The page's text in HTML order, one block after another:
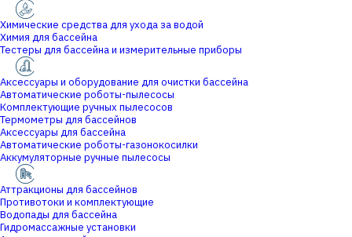
Химические средства для ухода за водой
Химия для бассейна
Тестеры для бассейна и измерительные приборы
Аксессуары и оборудование для очистки бассейна
Автоматические роботы-пылесосы
Комплектующие ручных пылесосов
Термометры для бассейнов
Аксессуары для бассейна
Автоматические роботы-газонокосилки
Аккумуляторные ручные пылесосы
Аттракционы для бассейнов
Противотоки и комплектующие
Водопады для бассейна
Гидромассажные установки